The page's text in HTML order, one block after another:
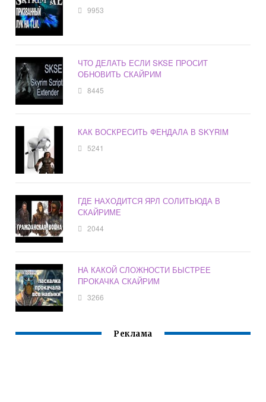
9953
ЧТО ДЕЛАТЬ ЕСЛИ SKSE ПРОСИТ
ОБНОВИТЬ СКАЙРИМ
8445
КАК ВОСКРЕСИТЬ ФЕНДАЛА В SKYRIM
5241
ГДЕ НАХОДИТСЯ ЯРЛ СОЛИТЬЮДА В
СКАЙРИМЕ
2044
НА КАКОЙ СЛОЖНОСТИ БЫСТРЕЕ
ПРОКАЧКА СКАЙРИМ
3266
Реклама